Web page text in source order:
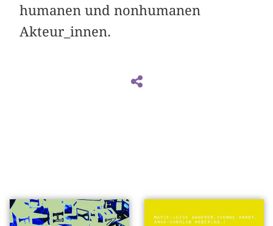
humanen und nonhumanen
Akteur_innen.